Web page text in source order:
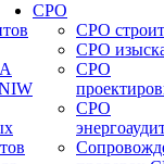
СРО
СРО
СРО
СРО
СРО